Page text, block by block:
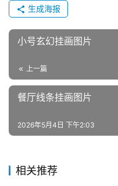
生成海报
小号玄幻挂画图片
上一篇
餐厅线条挂画图片
2026年5月4日 下午2:03
相关推荐